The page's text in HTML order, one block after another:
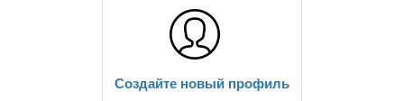
Создайте новый профиль